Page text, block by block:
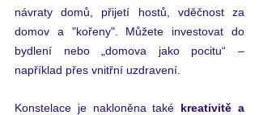
návraty domů, přijetí hostů, vděčnost za
domov a "kořeny". Můžete investovat do
bydlení nebo „domova jako pocitu“ –
například přes vnitřní uzdravení.
Konstelace je nakloněna také kreativitě a